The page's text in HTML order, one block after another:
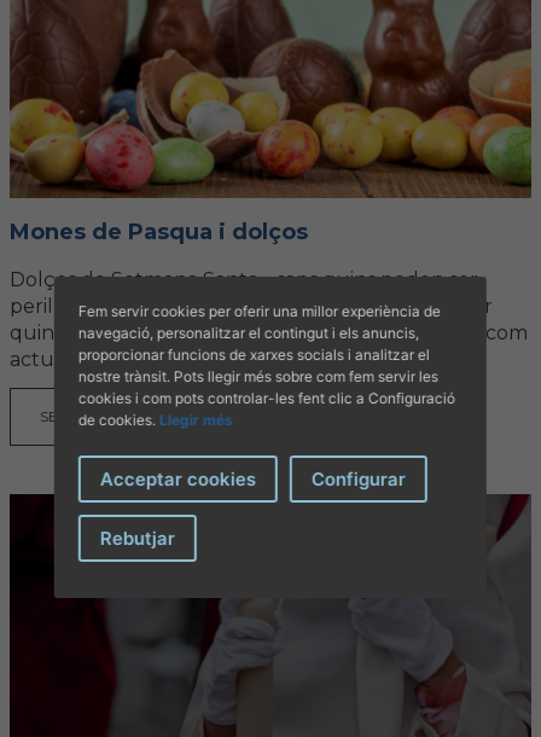
Mones de Pasqua i dolços
Dolços de Setmana Santa… saps quins poden ser
perillosos per a gossos i gats? Llisca per a descobrir
quins aliments evitar, per què poden afectar-los i com
actuar davant una ingesta. Prevenir és...
SEGUIR LLEGINT
Fem servir cookies per oferir una millor experiència de
navegació, personalitzar el contingut i els anuncis,
proporcionar funcions de xarxes socials i analitzar el
nostre trànsit. Pots llegir més sobre com fem servir les
cookies i com pots controlar-les fent clic a Configuració
de cookies. Llegir més
Acceptar cookies Configurar
Rebutjar